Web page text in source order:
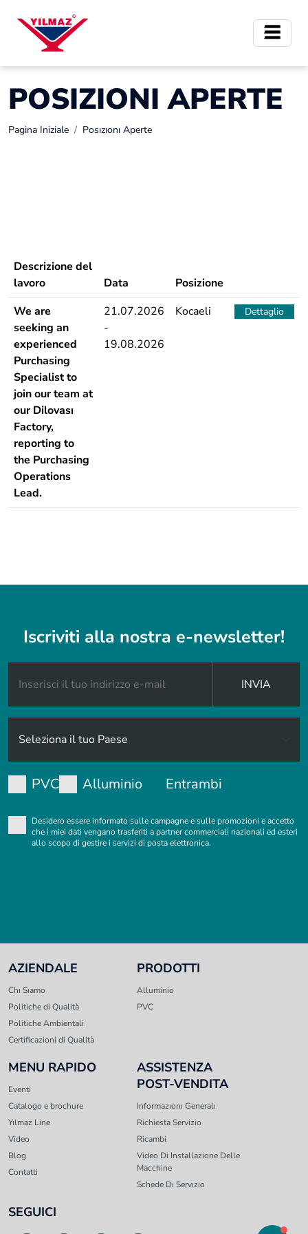
POSIZIONI APERTE
Pagina Iniziale Posızıonı Aperte
Descrizione del
lavoro
Data
Posizione
We are
seeking an
experienced
Purchasing
Specialist to
join our team at
our Dilovası
Factory,
reporting to
the Purchasing
Operations
Lead.
21.07.2026
-
19.08.2026
Kocaeli Dettaglio
Iscriviti alla nostra e-newsletter!
INVIA
PVC Alluminio Entrambi
Desidero essere informato sulle campagne e sulle promozioni e accetto
che i miei dati vengano trasferiti a partner commerciali nazionali ed esteri
allo scopo di gestire i servizi di posta elettronica.
AZIENDALE
Chı Sıamo
Politiche di Qualità
Politiche Ambientali
Certificazioni di Qualità
PRODOTTI
Alluminio
PVC
MENU RAPIDO
Eventi
Catalogo e brochure
Yılmaz Line
Video
Blog
Contatti
ASSISTENZA
POST-VENDITA
Informazıonı Generalı
Richiesta Servizio
Ricambi
Video Di Installazione Delle
Macchine
Schede Dı Servızıo
SEGUICI